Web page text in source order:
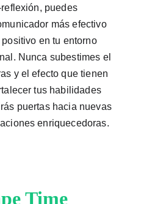
puedes
más efectivo
en tu entorno
Nunca subestimes el
y el efecto que tienen
tus habilidades
puertas hacia nuevas
enriquecedoras.
Time